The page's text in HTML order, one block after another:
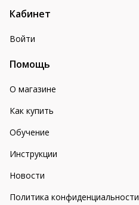
Кабинет
Войти
Помощь
О магазине
Как купить
Обучение
Инструкции
Новости
Политика конфиденциальности